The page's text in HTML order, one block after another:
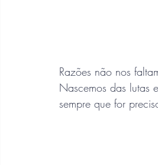
Razões não nos
Nascemos das lutas
sempre que for